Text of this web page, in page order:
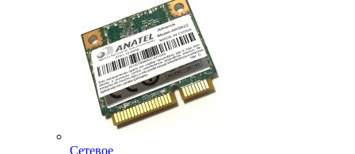
Сетевое